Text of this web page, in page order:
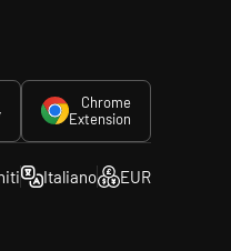
Chrome
Extension
Italiano EUR